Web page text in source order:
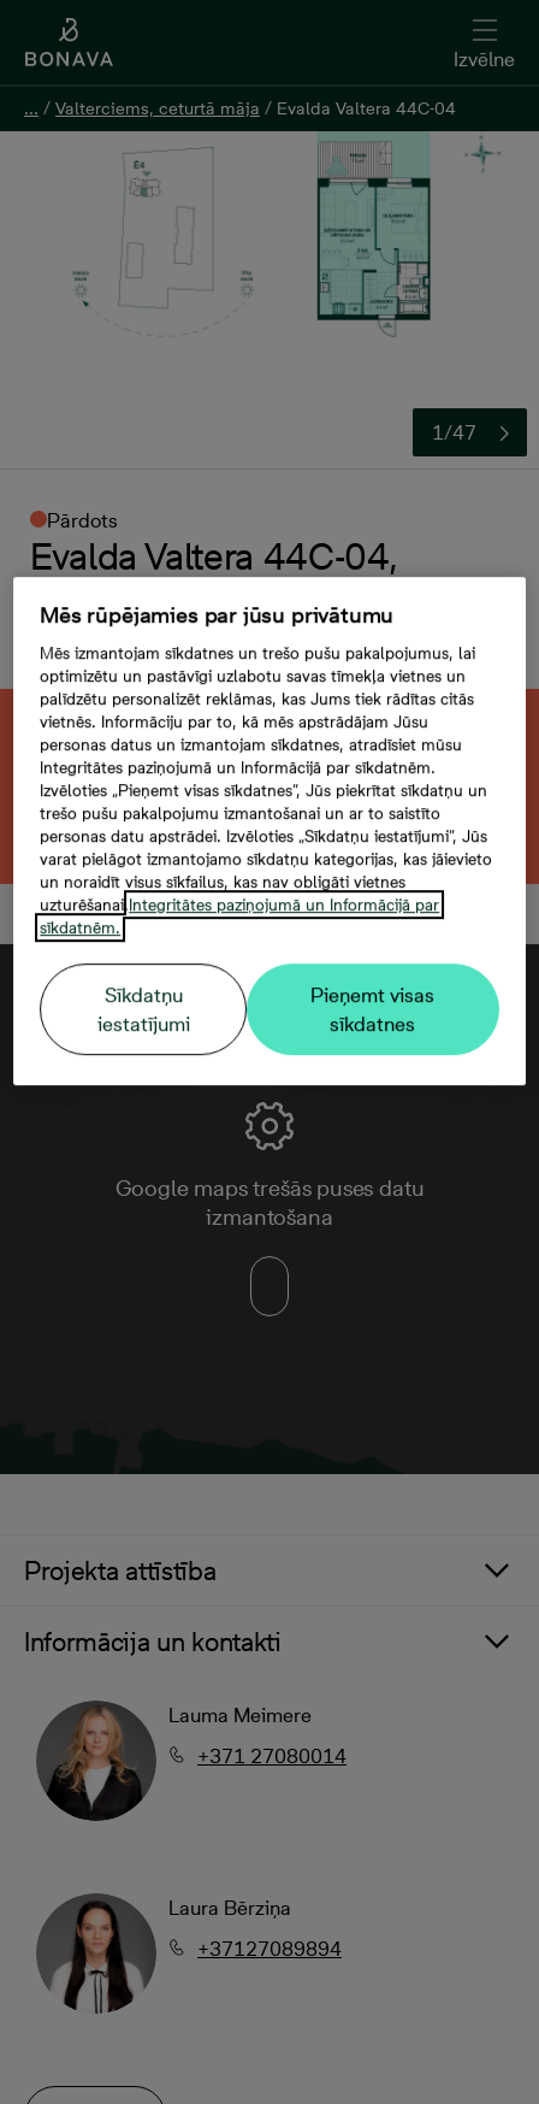
Izvēlne
... / Valterciems, ceturtā māja / Evalda Valtera 44C-04
1/47
Pārdots
Evalda Valtera 44C-04,
2 -istabu dzīvoklis,
Platība 48,1 m²
Izvēlne
... / Valterciems, ceturtā māja / Evalda Valtera 44C-04
Šis dzīvoklis ir pārdots. Vēlaties atrast kaut
ko līdzīgu?
Meklēt citu dzīvokli
Google maps trešās puses datu
izmantošana
Projekta attīstība
Informācija un kontakti
Lauma Meimere
+371 27080014
Laura Bērziņa
+37127089894
Mēs rūpējamies par jūsu privātumu
Mēs izmantojam sīkdatnes un trešo pušu pakalpojumus, lai
optimizētu un pastāvīgi uzlabotu savas tīmekļa vietnes un
palīdzētu personalizēt reklāmas, kas Jums tiek rādītas citās
vietnēs. Informāciju par to, kā mēs apstrādājam Jūsu
personas datus un izmantojam sīkdatnes, atradīsiet mūsu
Integritātes paziņojumā un Informācijā par sīkdatnēm.
Izvēloties „Pieņemt visas sīkdatnes”, Jūs piekrītat sīkdatņu un
trešo pušu pakalpojumu izmantošanai un ar to saistīto
personas datu apstrādei. Izvēloties „Sīkdatņu iestatījumi”, Jūs
varat pielāgot izmantojamo sīkdatņu kategorijas, kas jāievieto
un noraidīt visus sīkfailus, kas nav obligāti vietnes
uzturēšanai.Integritātes paziņojumā un Informācijā par
sīkdatnēm.
Sīkdatņu
iestatījumi
Pieņemt visas
sīkdatnes